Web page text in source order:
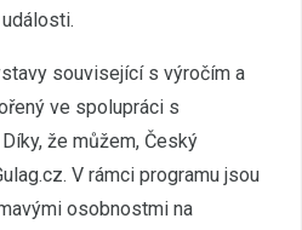
související s výročím a
ve spolupráci s
že můžem, Český
V rámci programu jsou
osobnostmi na